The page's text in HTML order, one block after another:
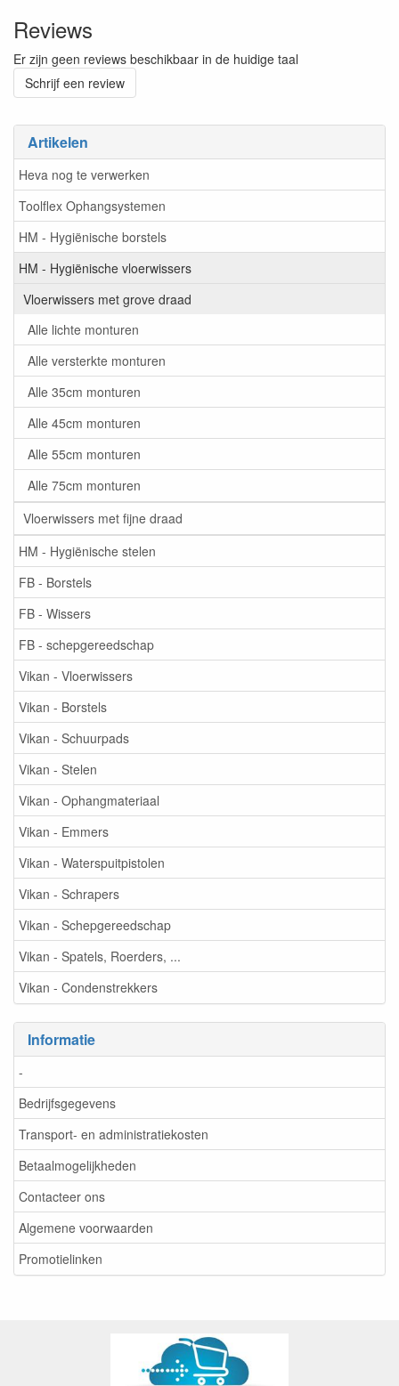
Artikelen
Heva nog te verwerken
Toolflex Ophangsystemen
HM - Hygiënische borstels
HM - Hygiënische vloerwissers
Vloerwissers met grove draad
Alle lichte monturen
Alle versterkte monturen
Alle 35cm monturen
Alle 45cm monturen
Alle 55cm monturen
Alle 75cm monturen
Vloerwissers met fijne draad
HM - Hygiënische stelen
FB - Borstels
FB - Wissers
FB - schepgereedschap
Vikan - Vloerwissers
Vikan - Borstels
Vikan - Schuurpads
Vikan - Stelen
Vikan - Ophangmateriaal
Vikan - Emmers
Vikan - Waterspuitpistolen
Vikan - Schrapers
Vikan - Schepgereedschap
Vikan - Spatels, Roerders, ...
Vikan - Condenstrekkers
Informatie
-
Bedrijfsgegevens
Transport- en administratiekosten
Betaalmogelijkheden
Contacteer ons
Algemene voorwaarden
Promotielinken
Reviews
Er zijn geen reviews beschikbaar in de huidige taal
Schrijf een review